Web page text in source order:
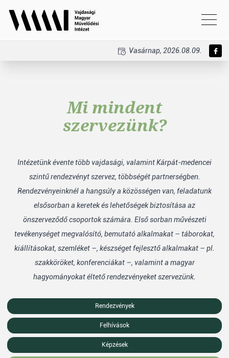
Vasárnap, 2026.08.09.
Mi mindent
szervezünk?
Intézetünk évente több vajdasági, valamint Kárpát-medencei
szintű rendezvényt szervez, többségét partnerségben.
Rendezvényeinknél a hangsúly a közösségen van, feladatunk
elsősorban a keretek és lehetőségek biztosítása az
önszerveződő csoportok számára. Első sorban művészeti
tevékenységet megvalósító, bemutató alkalmakat – táborokat,
kiállításokat, szemléket –, készséget fejlesztő alkalmakat – pl.
szakköröket, konferenciákat –, valamint a magyar
hagyományokat éltető rendezvényeket szervezünk.
Rendezvények
Felhívások
Képzések